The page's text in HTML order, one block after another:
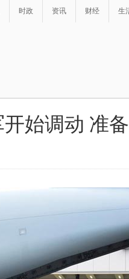
时政 资讯 财经 生
始调动 准